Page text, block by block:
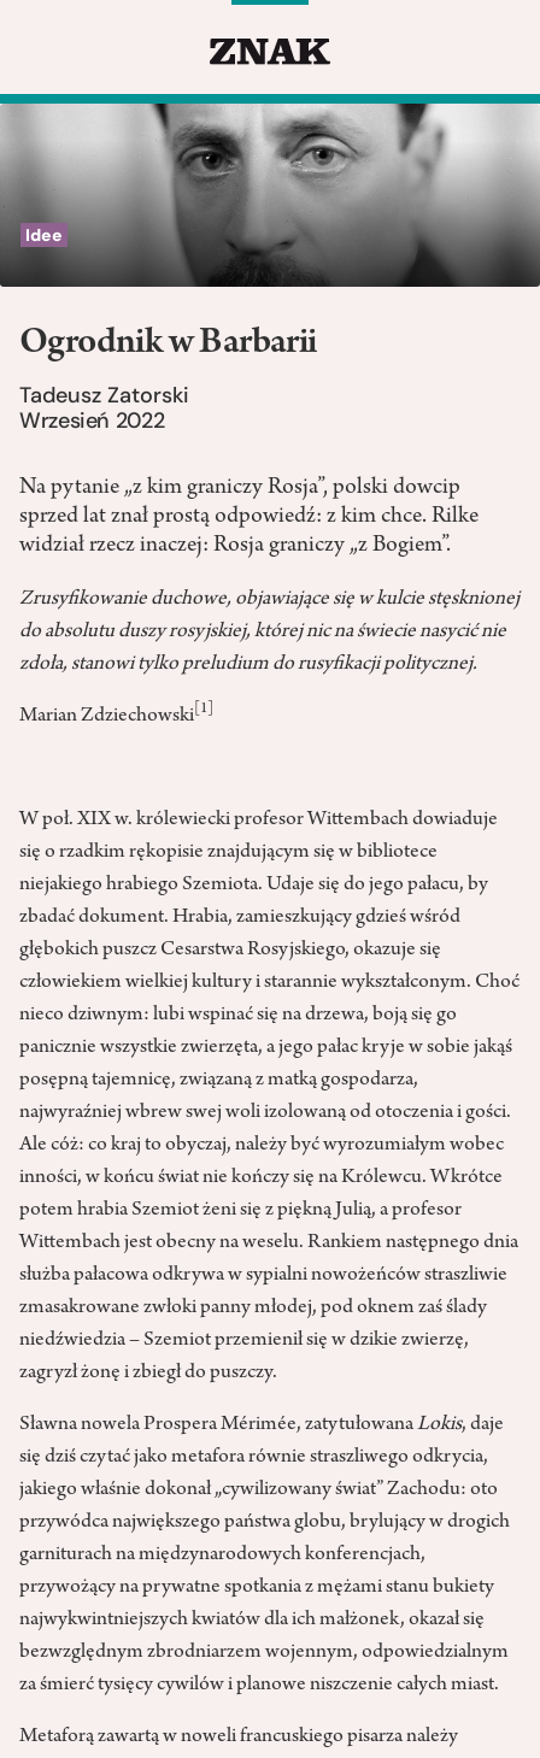
Idee
Ogrodnik w Barbarii
Tadeusz Zatorski
Wrzesień 2022
Na pytanie „z kim graniczy Rosja”, polski dowcip
sprzed lat znał prostą odpowiedź: z kim chce. Rilke
widział rzecz inaczej: Rosja graniczy „z Bogiem”.
Zrusyfikowanie duchowe, objawiające się w kulcie stęsknionej
do absolutu duszy rosyjskiej, której nic na świecie nasycić nie
zdoła, stanowi tylko preludium do rusyfikacji politycznej.
Marian Zdziechowski [1]
W poł. XIX w. królewiecki profesor Wittembach dowiaduje
się o rzadkim rękopisie znajdującym się w bibliotece
niejakiego hrabiego Szemiota. Udaje się do jego pałacu, by
zbadać dokument. Hrabia, zamieszkujący gdzieś wśród
głębokich puszcz Cesarstwa Rosyjskiego, okazuje się
człowiekiem wielkiej kultury i starannie wykształconym. Choć
nieco dziwnym: lubi wspinać się na drzewa, boją się go
panicznie wszystkie zwierzęta, a jego pałac kryje w sobie jakąś
posępną tajemnicę, związaną z matką gospodarza,
najwyraźniej wbrew swej woli izolowaną od otoczenia i gości.
Ale cóż: co kraj to obyczaj, należy być wyrozumiałym wobec
inności, w końcu świat nie kończy się na Królewcu. Wkrótce
potem hrabia Szemiot żeni się z piękną Julią, a profesor
Wittembach jest obecny na weselu. Rankiem następnego dnia
służba pałacowa odkrywa w sypialni nowożeńców straszliwie
zmasakrowane zwłoki panny młodej, pod oknem zaś ślady
niedźwiedzia – Szemiot przemienił się w dzikie zwierzę,
zagryzł żonę i zbiegł do puszczy.
Sławna nowela Prospera Mérimée, zatytułowanaLokis, daje
się dziś czytać jako metafora równie straszliwego odkrycia,
jakiego właśnie dokonał „cywilizowany świat” Zachodu: oto
przywódca największego państwa globu, brylujący w drogich
garniturach na międzynarodowych konferencjach,
przywożący na prywatne spotkania z mężami stanu bukiety
najwykwintniejszych kwiatów dla ich małżonek, okazał się
bezwzględnym zbrodniarzem wojennym, odpowiedzialnym
za śmierć tysięcy cywilów i planowe niszczenie całych miast.
Metaforą zawartą w noweli francuskiego pisarza należy